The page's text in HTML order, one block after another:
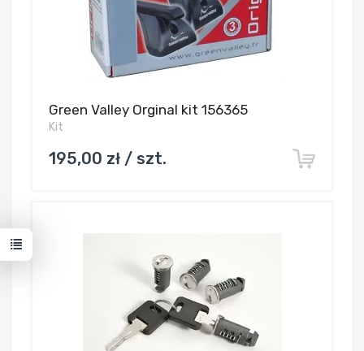
Green Valley Orginal kit 156365
Kit
195,00 zł / szt.